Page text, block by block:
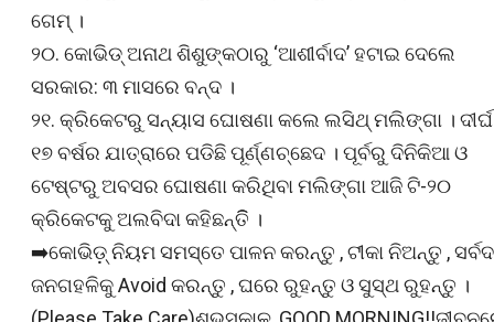
ଗେମ୍ ।
୨୦. କୋଭିଡ୍ ଅନାଥ ଶିଶୁଙ୍କଠାରୁ ‘ଆଶୀର୍ବାଦ’ ହଟାଇ ଦେଲେ
ସରକାର: ୩ ମାସରେ ବନ୍ଦ ।
୨୧. କ୍ରିକେଟରୁ ସନ୍ୟାସ ଘୋଷଣା କଲେ ଲସିଥ୍ ମଲିଙ୍ଗା । ଦୀର୍ଘ
୧୭ ବର୍ଷର ଯାତ୍ରାରେ ପଡିଛି ପୂର୍ଣ୍ଣଚ୍ଛେଦ । ପୂର୍ବରୁ ଦିନିକିଆ ଓ
ଟେଷ୍ଟରୁ ଅବସର ଘୋଷଣା କରିଥିବା ମଲିଙ୍ଗା ଆଜି ଟି-୨୦
କ୍ରିକେଟକୁ ଅଲବିଦା କହିଛନ୍ତିି ।
➡️କୋଭିଡ଼୍ ନିୟମ ସମସ୍ତେ ପାଳନ କରନ୍ତୁ , ଟୀକା ନିଅନ୍ତୁ ,
ଜନଗହଳିକୁ Avoid କରନ୍ତୁ , ଘରେ ରୁହନ୍ତୁ ଓ ସୁସ୍ଥ ରୁହନ୍ତୁ ।